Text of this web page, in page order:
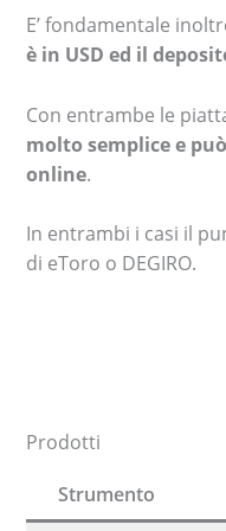
E’ fondamentale
è in USD ed il
Con entrambe le
molto semplice e
online.
In entrambi i casi il
di eToro o DEGIRO.
Prodotti
Strumento